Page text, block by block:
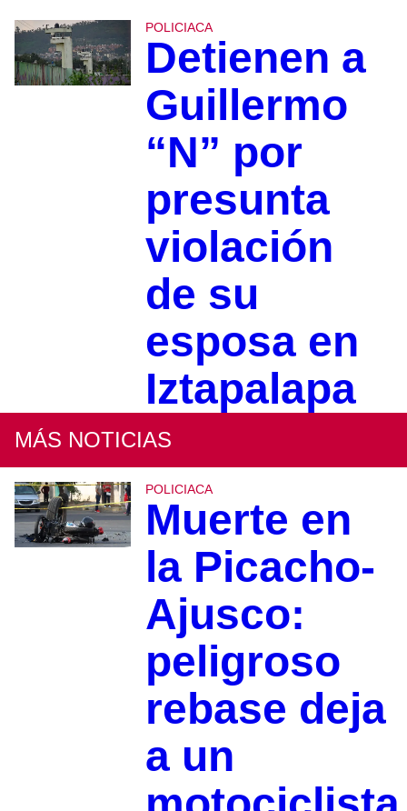
POLICIACA
Detienen a
Guillermo
“N” por
presunta
violación
de su
esposa en
Iztapalapa
MÁS NOTICIAS
POLICIACA
Muerte en
la Picacho-
Ajusco:
peligroso
rebase deja
a un